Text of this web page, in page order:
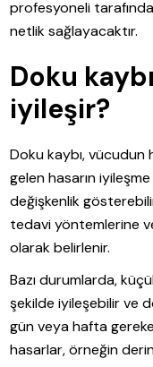
profesyoneli
netlik sağlayacaktır.
Doku
iyileşir?
Doku kaybı,
gelen hasarın
değişkenlik
tedavi yöntemlerine
olarak belirlenir.
Bazı durumlarda,
şekilde iyileşebilir ve
gün veya hafta
hasarlar, örneğin